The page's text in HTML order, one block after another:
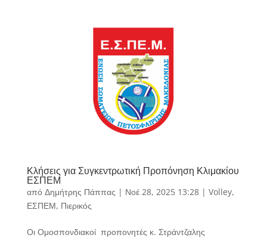
Κλήσεις για Συγκεντρωτική Προπόνηση Κλιμακίου
ΕΣΠΕΜ
από Δημήτρης Πάππας | Νοέ 28, 2025 13:28| Volley,
ΕΣΠΕΜ, Πιερικός
Οι Ομοσπονδιακοί προπονητές κ. Στράντζαλης